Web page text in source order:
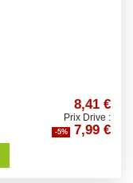
8,41 €
Prix Drive :
-5% 7,99 €